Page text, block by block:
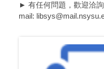
► 有任何問題，歡迎洽
mail: